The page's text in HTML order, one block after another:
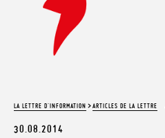
LA LETTRE D'INFORMATION >ARTICLES DE LA LETTRE
30.08.2014